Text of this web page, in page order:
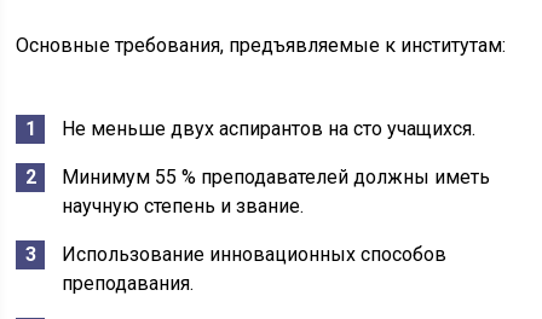
Основные требования, предъявляемые к институтам:
Не меньше двух аспирантов на сто учащихся.
Минимум 55 % преподавателей должны иметь
научную степень и звание.
Использование инновационных способов
преподавания.